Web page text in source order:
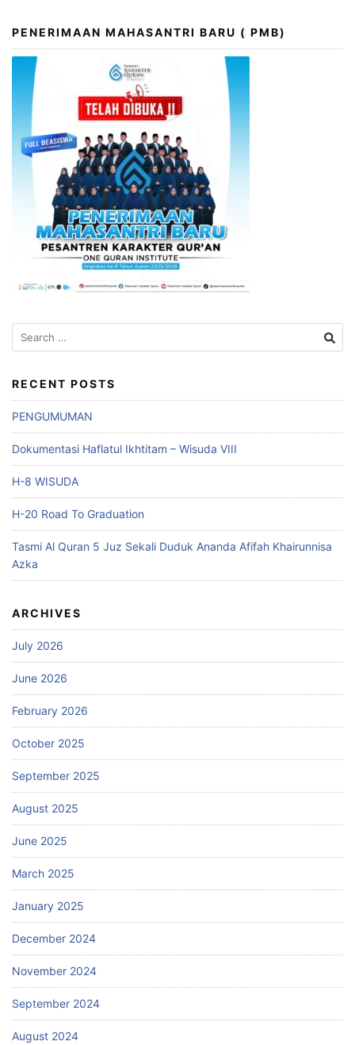
PENERIMAAN MAHASANTRI BARU ( PMB)
Search
for:
RECENT POSTS
PENGUMUMAN
Dokumentasi Haflatul Ikhtitam – Wisuda VIII
H-8 WISUDA
H-20 Road To Graduation
Tasmi Al Quran 5 Juz Sekali Duduk Ananda Afifah Khairunnisa
Azka
ARCHIVES
July 2026
June 2026
February 2026
October 2025
September 2025
August 2025
June 2025
March 2025
January 2025
December 2024
November 2024
September 2024
August 2024